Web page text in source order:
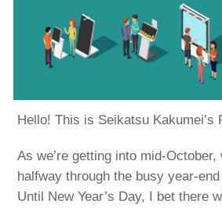
Hello! This is Seikatsu Kakumei’s
As we’re getting into mid-October,
halfway through the busy year-
Until New Year’s Day, I bet there